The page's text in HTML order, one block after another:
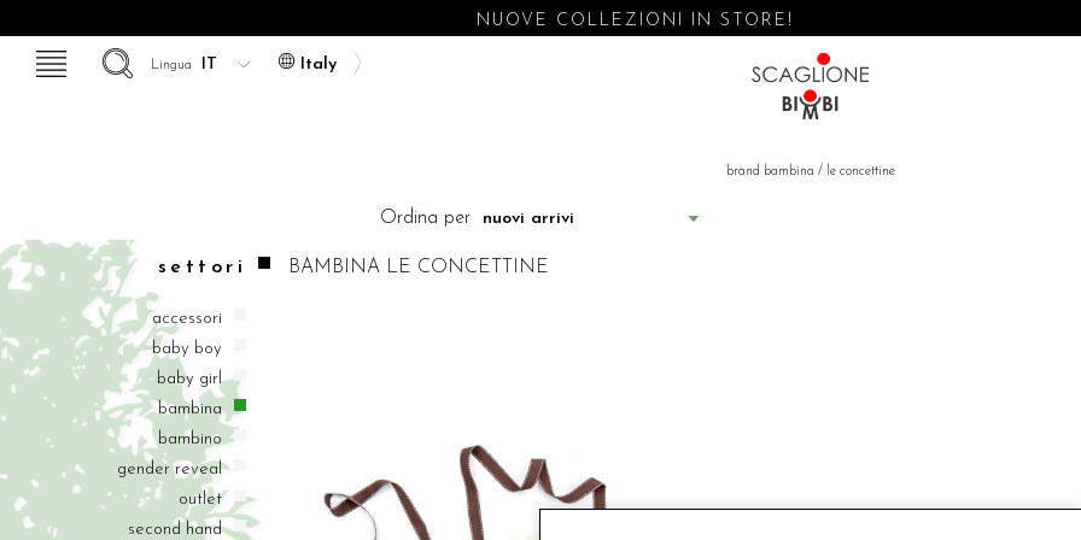
NUOVE COLLEZIONI IN STORE!
Italy
Lingua
brand bambina / le concettine
Ordina per
settori
accessori
baby boy
baby girl
bambina
bambino
gender reveal
outlet
second hand
BAMBINA LE CONCETTINE